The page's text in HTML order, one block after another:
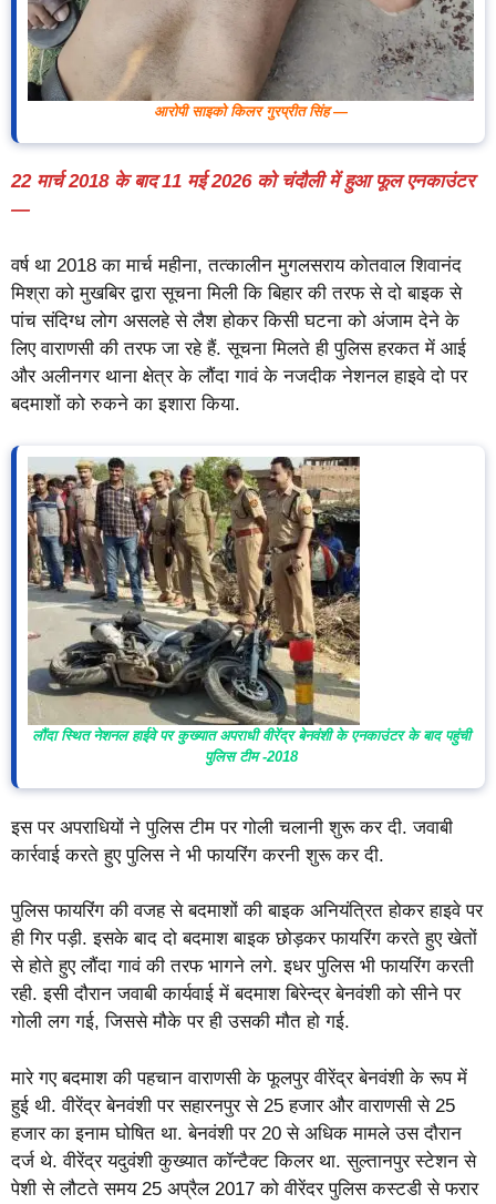
आरोपी साइको किलर गुरप्रीत सिंह —
22 मार्च 2018 के बाद 11 मई 2026 को चंदौली में हुआ फूल एनकाउंटर
—
वर्ष था 2018 का मार्च महीना, तत्कालीन मुगलसराय कोतवाल शिवानंद
मिश्रा को मुखबिर द्वारा सूचना मिली कि बिहार की तरफ से दो बाइक से
पांच संदिग्ध लोग असलहे से लैश होकर किसी घटना को अंजाम देने के
लिए वाराणसी की तरफ जा रहे हैं. सूचना मिलते ही पुलिस हरकत में आई
और अलीनगर थाना क्षेत्र के लौंदा गावं के नजदीक नेशनल हाइवे दो पर
बदमाशों को रुकने का इशारा किया.
लौंदा स्थित नेशनल हाईवे पर कुख्यात अपराधी वीरेंद्र बेनवंशी के एनकाउंटर के बाद पहुंची
पुलिस टीम -2018
इस पर अपराधियों ने पुलिस टीम पर गोली चलानी शुरू कर दी. जवाबी
कार्रवाई करते हुए पुलिस ने भी फायरिंग करनी शुरू कर दी.
पुलिस फायरिंग की वजह से बदमाशों की बाइक अनियंत्रित होकर हाइवे पर
ही गिर पड़ी. इसके बाद दो बदमाश बाइक छोड़कर फायरिंग करते हुए खेतों
से होते हुए लौंदा गावं की तरफ भागने लगे. इधर पुलिस भी फायरिंग करती
रही. इसी दौरान जवाबी कार्यवाई में बदमाश बिरेन्द्र बेनवंशी को सीने पर
गोली लग गई, जिससे मौके पर ही उसकी मौत हो गई.
मारे गए बदमाश की पहचान वाराणसी के फूलपुर वीरेंद्र बेनवंशी के रूप में
हुई थी. वीरेंद्र बेनवंशी पर सहारनपुर से 25 हजार और वाराणसी से 25
हजार का इनाम घोषित था. बेनवंशी पर 20 से अधिक मामले उस दौरान
दर्ज थे. वीरेंद्र यदुवंशी कुख्यात कॉन्टैक्ट किलर था. सुल्तानपुर स्टेशन से
पेशी से लौटते समय 25 अप्रैल 2017 को वीरेंदर पुलिस कस्टडी से फरार